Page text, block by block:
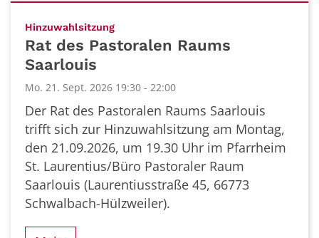
Hinzuwahlsitzung:
Rat des Pastoralen Raums
Saarlouis
Mo. 21. Sept. 2026 19:30 - 22:00
Der Rat des Pastoralen Raums Saarlouis
trifft sich zur Hinzuwahlsitzung am Montag,
den 21.09.2026, um 19.30 Uhr im Pfarrheim
St. Laurentius/Büro Pastoraler Raum
Saarlouis (Laurentiusstraße 45, 66773
Schwalbach-Hülzweiler).